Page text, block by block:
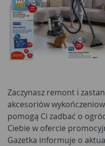
Zaczynasz remont i
akcesoriów
pomogą Ci zadbać o
Ciebie w ofercie
Gazetka informuje o